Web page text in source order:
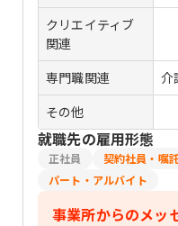
クリエイティブ
関連
専門職関連
介
その他
就職先の雇用形態
正社員 契約社員・嘱
パート・アルバイト
事業所からのメッ